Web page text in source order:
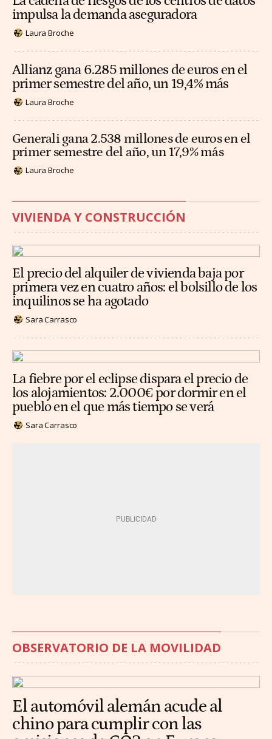
impulsa la demanda aseguradora
Laura Broche
Allianz gana 6.285 millones de euros en el
primer semestre del año, un 19,4% más
Laura Broche
Generali gana 2.538 millones de euros en el
primer semestre del año, un 17,9% más
Laura Broche
VIVIENDA Y CONSTRUCCIÓN
El precio del alquiler de vivienda baja por
primera vez en cuatro años: el bolsillo de los
inquilinos se ha agotado
Sara Carrasco
La fiebre por el eclipse dispara el precio de
los alojamientos: 2.000€ por dormir en el
pueblo en el que más tiempo se verá
Sara Carrasco
OBSERVATORIO DE LA MOVILIDAD
El automóvil alemán acude al
chino para cumplir con las